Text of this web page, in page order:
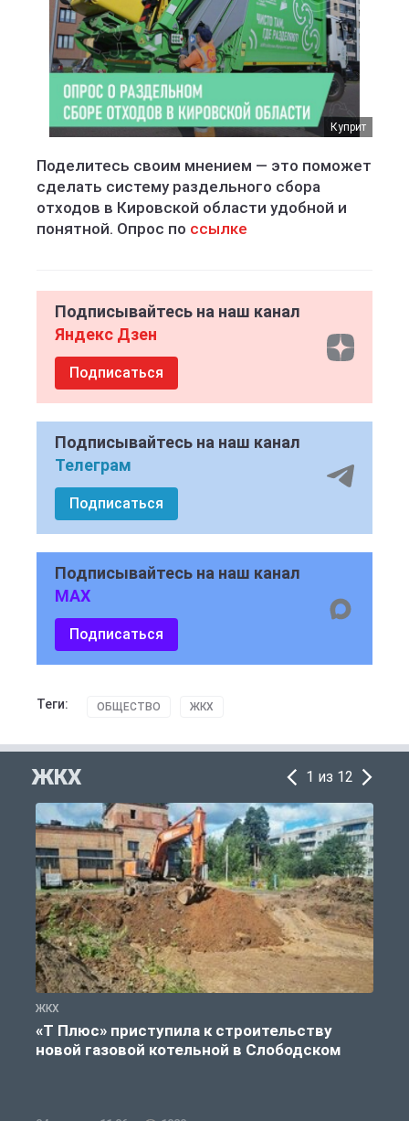
Куприт
Поделитесь своим мнением — это поможет
сделать систему раздельного сбора
отходов в Кировской области удобной и
понятной. Опрос по ссылке
Подписывайтесь на наш канал
Яндекс Дзен
Подписаться
Подписывайтесь на наш канал
Телеграм
Подписаться
Подписывайтесь на наш канал
MAX
Подписаться
Теги: ОБЩЕСТВО ЖКХ
ЖКХ 1 из 12
ЖКХ
«Т Плюс» приступила к строительству
новой газовой котельной в Слободском